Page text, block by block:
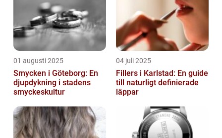
01 augusti 2025
Smycken i Göteborg: En
djupdykning i stadens
smyckeskultur
04 juli 2025
Fillers i Karlstad: En guide
till naturligt definierade
läppar